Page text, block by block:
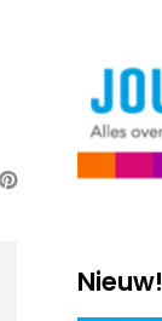
Nieuw!